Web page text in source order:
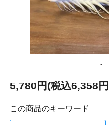
5,780円(税込6,358
この商品のキーワード